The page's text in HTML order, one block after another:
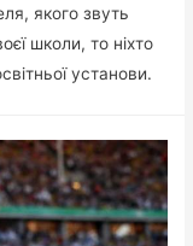
якого звуть
школи, то ніхто
установи.